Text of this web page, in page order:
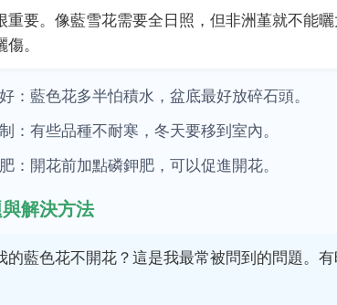
重要。像藍雪花需要全日照，但非洲堇就不能
。
：藍色花多半怕積水，盆底最好放碎石頭。
：有些品種不耐寒，冬天要移到室內。
：開花前加點磷鉀肥，可以促進開花。
解決方法
的藍色花不開花？這是我最常被問到的問題。